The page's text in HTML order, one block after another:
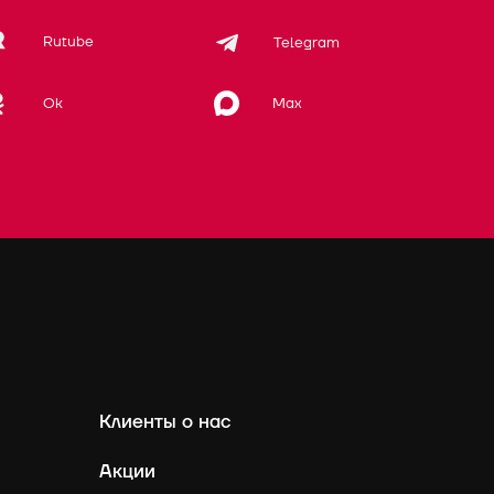
Rutube Telegram
Ok Max
Клиенты о нас
Акции